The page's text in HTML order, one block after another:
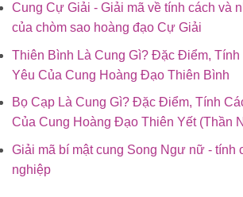
Cung Cự Giải - Giải mã về tính cách và
của chòm sao hoàng đạo Cự Giải
Thiên Bình Là Cung Gì? Đặc Điểm, Tính
Yêu Của Cung Hoàng Đạo Thiên Bình
Bọ Cạp Là Cung Gì? Đặc Điểm, Tính
Của Cung Hoàng Đạo Thiên Yết (Thần
Giải mã bí mật cung Song Ngư nữ - tính
nghiệp